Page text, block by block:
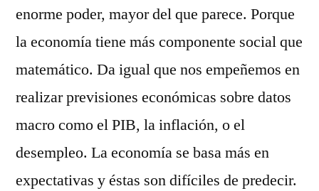
enorme poder, mayor del que parece. Porque
la economía tiene más componente social que
matemático. Da igual que nos empeñemos en
realizar previsiones económicas sobre datos
macro como el PIB, la inflación, o el
desempleo. La economía se basa más en
expectativas y éstas son difíciles de predecir.